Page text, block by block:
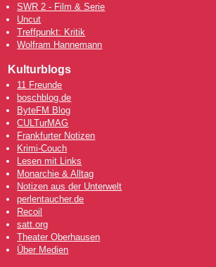
SWR 2 - Film & Serie
Uncut
Treffpunkt: Kritik
Wolfram Hannemann
Kulturblogs
11 Freunde
boschblog.de
ByteFM Blog
CULTurMAG
Frankfurter Notizen
Krimi-Couch
Lesen mit Links
Monarchie & Alltag
Notizen aus der Unterwelt
perlentaucher.de
Recoil
satt.org
Theater Oberhausen
Über Medien